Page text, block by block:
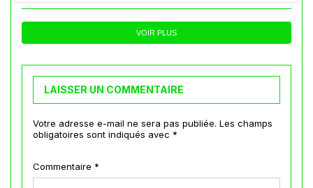
VOIR PLUS
LAISSER UN COMMENTAIRE
Votre adresse e-mail ne sera pas publiée. Les champs
obligatoires sont indiqués avec *
Commentaire *